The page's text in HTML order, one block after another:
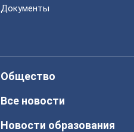
Документы
Общество
Все новости
Новости образования